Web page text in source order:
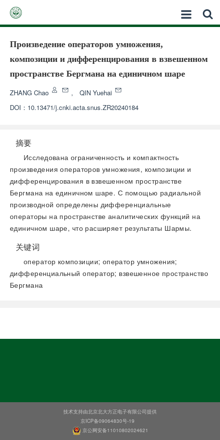
Произведение операторов умножения,
композиции и дифференцирования в взвешенном
пространстве Бергмана на единичном шаре
ZHANG Chao ,
QIN Yuehai
DOI： 10.13471/j.cnki.acta.snus.ZR20240184
摘要
Исследована ограниченность и компактность
произведения операторов умножения, композиции и
дифференцирования в взвешенном пространстве
Бергмана на единичном шаре. С помощью радиальной
производной определены дифференциальные
операторы на пространстве аналитических функций на
единичном шаре, что расширяет результаты Шармы.
关键词
оператор композиции; оператор умножения;
дифференциальный оператор; взвешенное пространство
Бергмана
技术支持由北京北大方正电子有限公司提供
京ICP备09064830号-19
京公网安备11010802024621